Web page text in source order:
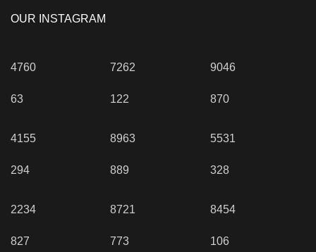
OUR INSTAGRAM
4760
63
7262
122
9046
870
4155
294
8963
889
5531
328
2234
827
8721
773
8454
106